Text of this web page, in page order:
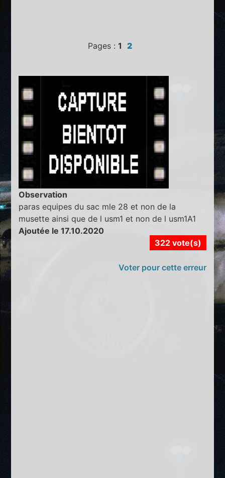
Pages : 1 2
Observation
paras equipes du sac mle 28 et non de la
musette ainsi que de l usm1 et non de l usm1A1
Ajoutée le 17.10.2020
322 vote(s)
Voter pour cette erreur